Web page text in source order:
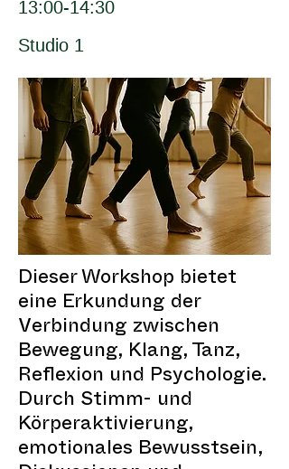
13:00-14:30
Studio 1
Dieser Workshop bietet
eine Erkundung der
Verbindung zwischen
Bewegung, Klang, Tanz,
Reflexion und Psychologie.
Durch Stimm- und
Körperaktivierung,
emotionales Bewusstsein,